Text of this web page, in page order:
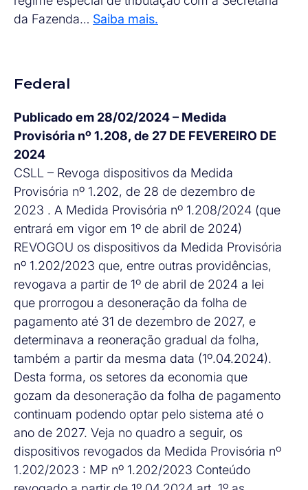
da Fazenda… Saiba mais.
Federal
Publicado em 28/02/2024 – Medida
Provisória nº 1.208, de 27 DE FEVEREIRO DE
2024
CSLL – Revoga dispositivos da Medida
Provisória nº 1.202, de 28 de dezembro de
2023 . A Medida Provisória nº 1.208/2024 (que
entrará em vigor em 1º de abril de 2024)
REVOGOU os dispositivos da Medida Provisória
nº 1.202/2023 que, entre outras providências,
revogava a partir de 1º de abril de 2024 a lei
que prorrogou a desoneração da folha de
pagamento até 31 de dezembro de 2027, e
determinava a reoneração gradual da folha,
também a partir da mesma data (1º.04.2024).
Desta forma, os setores da economia que
gozam da desoneração da folha de pagamento
continuam podendo optar pelo sistema até o
ano de 2027. Veja no quadro a seguir, os
dispositivos revogados da Medida Provisória nº
1.202/2023 : MP nº 1.202/2023 Conteúdo